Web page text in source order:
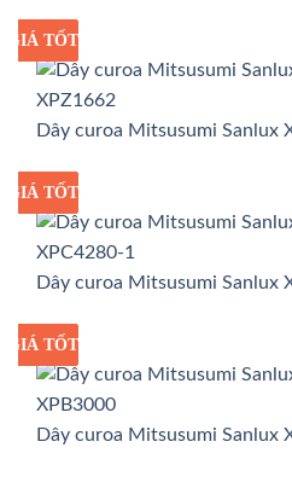
GIÁ SỈ
GIÁ TỐT
Dây curoa Mitsusumi Sanlux
GIÁ SỈ
GIÁ TỐT
Dây curoa Mitsusumi Sanlux
GIÁ SỈ
GIÁ TỐT
Dây curoa Mitsusumi Sanlux